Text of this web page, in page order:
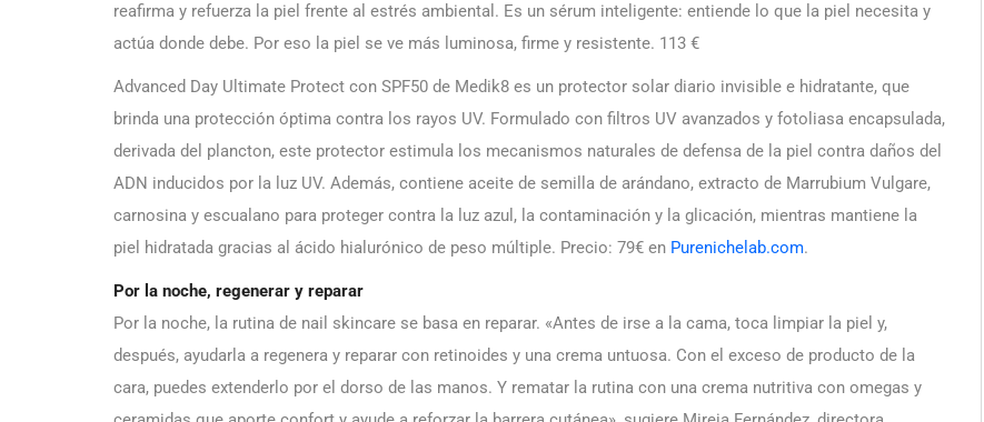
reafirma y refuerza la piel frente al estrés ambiental. Es un sérum inteligente: entiende lo que la piel necesita y
actúa donde debe. Por eso la piel se ve más luminosa, firme y resistente. 113 €
Advanced Day Ultimate Protect con SPF50 de Medik8 es un protector solar diario invisible e hidratante, que
brinda una protección óptima contra los rayos UV. Formulado con filtros UV avanzados y fotoliasa encapsulada,
derivada del plancton, este protector estimula los mecanismos naturales de defensa de la piel contra daños del
ADN inducidos por la luz UV. Además, contiene aceite de semilla de arándano, extracto de Marrubium Vulgare,
carnosina y escualano para proteger contra la luz azul, la contaminación y la glicación, mientras mantiene la
piel hidratada gracias al ácido hialurónico de peso múltiple. Precio: 79€ en Purenichelab.com.
Por la noche, regenerar y reparar
Por la noche, la rutina de nail skincare se basa en reparar. «Antes de irse a la cama, toca limpiar la piel y,
después, ayudarla a regenera y reparar con retinoides y una crema untuosa. Con el exceso de producto de la
cara, puedes extenderlo por el dorso de las manos. Y rematar la rutina con una crema nutritiva con omegas y